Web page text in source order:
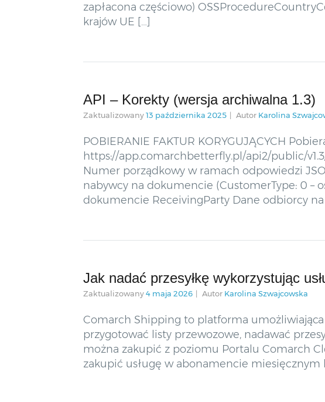
zapłacona częściowo)
krajów UE […]
API – Korekty (wersja archiwalna 1.3)
Zaktualizowany13 października 2025 Autor Karolina
POBIERANIE FAKTUR KORYGUJĄCYCH
https://app.comarchbetterfly.pl/api2/public/
Numer porządkowy w ramach odpowiedzi
nabywcy na dokumencie (CustomerType: 0 –
dokumencie ReceivingParty Dane odbiorcy
Jak nadać przesyłkę wykorzystując
Zaktualizowany4 maja 2026 Autor Karolina Szwajcowska
Comarch Shipping to platforma
przygotować listy przewozowe, nadawać
można zakupić z poziomu Portalu Comarch
zakupić usługę w abonamencie miesięcznym